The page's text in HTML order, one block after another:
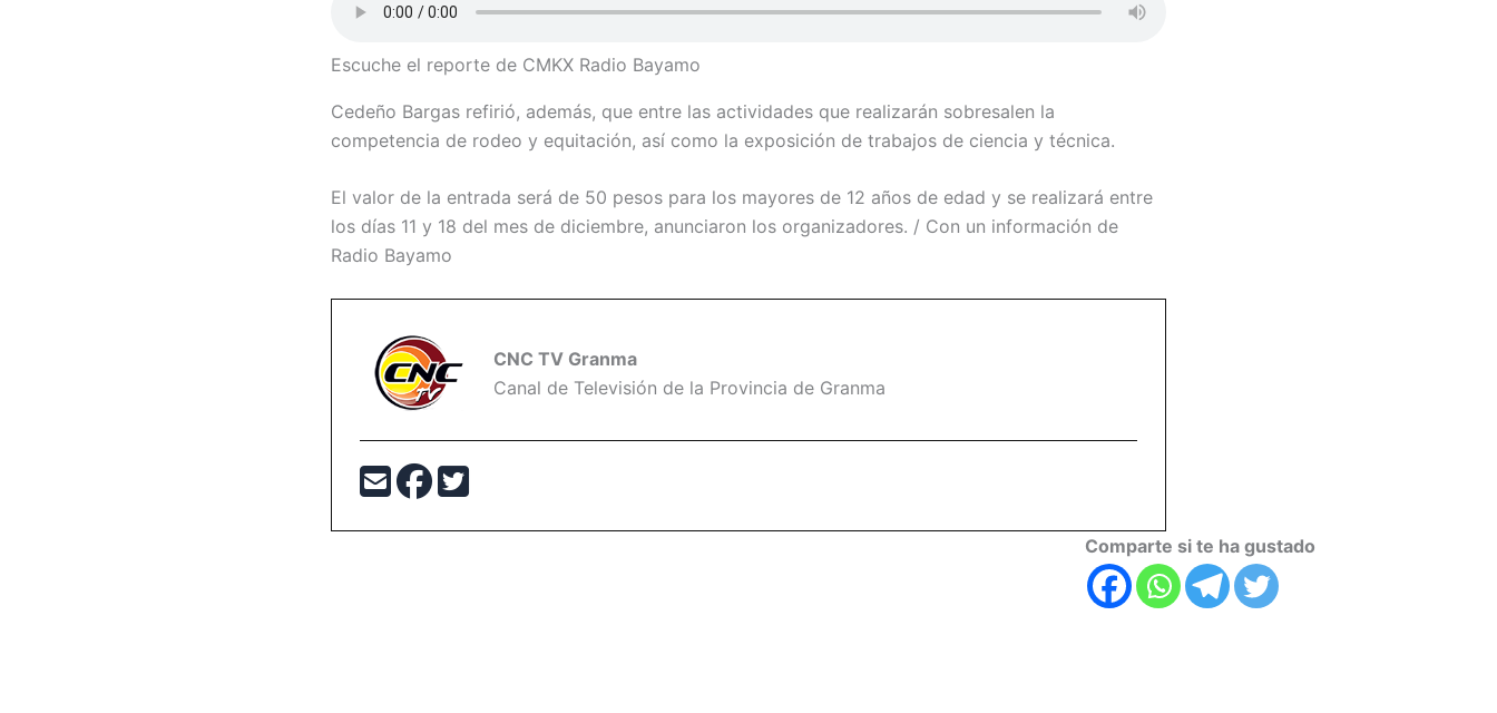
Escuche el reporte de CMKX Radio Bayamo
Cedeño Bargas refirió, además, que entre las actividades que realizarán sobresalen la
competencia de rodeo y equitación, así como la exposición de trabajos de ciencia y técnica.
El valor de la entrada será de 50 pesos para los mayores de 12 años de edad y se realizará entre
los días 11 y 18 del mes de diciembre, anunciaron los organizadores. / Con un información de
Radio Bayamo
CNC TV Granma
Canal de Televisión de la Provincia de Granma
Comparte si te ha gustado